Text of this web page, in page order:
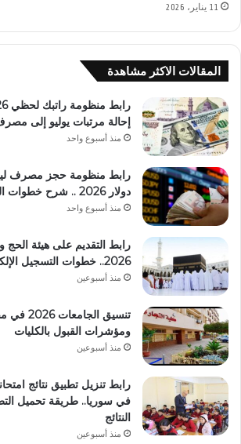
11 يناير، 2026
المقالات الاكثر مشاهدة
إحالة مرتبات يوليو إلى
منذ أسبوع واحد
دولار 2026 .. شرح خطوات التسجيل
منذ أسبوع واحد
رابط التقديم على هيئة الحج
2026.. خطوات التسجيل الإلكتروني في قرعة الحج
منذ أسبوعين
تنسيق
ومؤشرات القبول بالكليات
منذ أسبوعين
في سوريا.. طريقة تحميل
النتائج
منذ أسبوعين